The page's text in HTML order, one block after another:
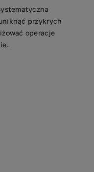
przykrych
operacje